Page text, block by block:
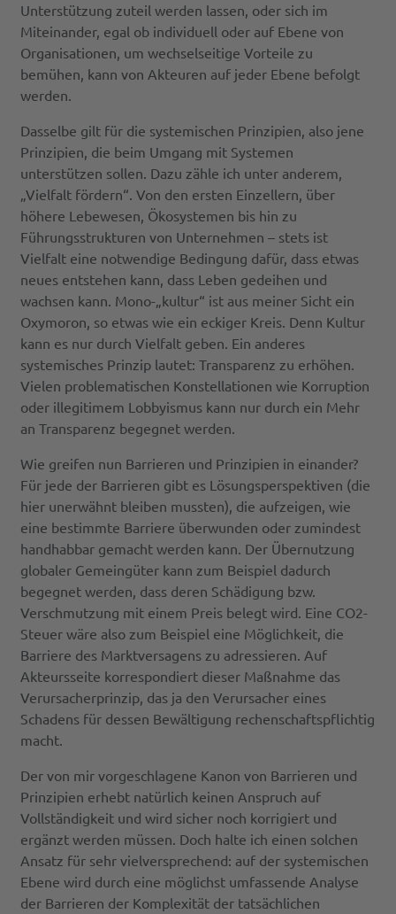
Unterstützung zuteil werden lassen, oder sich im
Miteinander, egal ob individuell oder auf Ebene von
Organisationen, um wechselseitige Vorteile zu
bemühen, kann von Akteuren auf jeder Ebene befolgt
werden.
Dasselbe gilt für die systemischen Prinzipien, also jene
Prinzipien, die beim Umgang mit Systemen
unterstützen sollen. Dazu zähle ich unter anderem,
„Vielfalt fördern“. Von den ersten Einzellern, über
höhere Lebewesen, Ökosystemen bis hin zu
Führungsstrukturen von Unternehmen – stets ist
Vielfalt eine notwendige Bedingung dafür, dass etwas
neues entstehen kann, dass Leben gedeihen und
wachsen kann. Mono-„kultur“ ist aus meiner Sicht ein
Oxymoron, so etwas wie ein eckiger Kreis. Denn Kultur
kann es nur durch Vielfalt geben. Ein anderes
systemisches Prinzip lautet: Transparenz zu erhöhen.
Vielen problematischen Konstellationen wie Korruption
oder illegitimem Lobbyismus kann nur durch ein Mehr
an Transparenz begegnet werden.
Wie greifen nun Barrieren und Prinzipien in einander?
Für jede der Barrieren gibt es Lösungsperspektiven (die
hier unerwähnt bleiben mussten), die aufzeigen, wie
eine bestimmte Barriere überwunden oder zumindest
handhabbar gemacht werden kann. Der Übernutzung
globaler Gemeingüter kann zum Beispiel dadurch
begegnet werden, dass deren Schädigung bzw.
Verschmutzung mit einem Preis belegt wird. Eine CO2-
Steuer wäre also zum Beispiel eine Möglichkeit, die
Barriere des Marktversagens zu adressieren. Auf
Akteursseite korrespondiert dieser Maßnahme das
Verursacherprinzip, das ja den Verursacher eines
Schadens für dessen Bewältigung rechenschaftspflichtig
macht.
Der von mir vorgeschlagene Kanon von Barrieren und
Prinzipien erhebt natürlich keinen Anspruch auf
Vollständigkeit und wird sicher noch korrigiert und
ergänzt werden müssen. Doch halte ich einen solchen
Ansatz für sehr vielversprechend: auf der systemischen
Ebene wird durch eine möglichst umfassende Analyse
der Barrieren der Komplexität der tatsächlichen